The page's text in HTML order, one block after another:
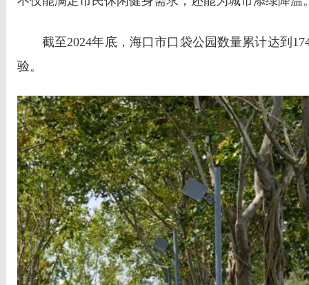
截至2024年底，海口市口袋公园数量累计达到
验。